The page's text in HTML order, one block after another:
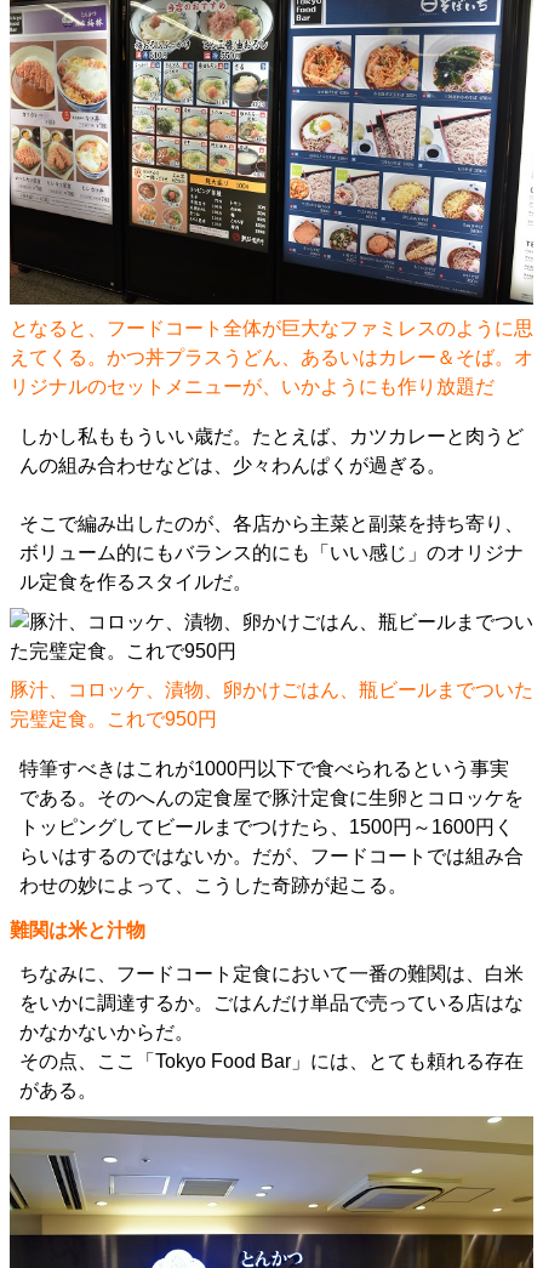
となると、フードコート全体が巨大なファミレスのように思
えてくる。かつ丼プラスうどん、あるいはカレー＆そば。オ
リジナルのセットメニューが、いかようにも作り放題だ
しかし私ももういい歳だ。たとえば、カツカレーと肉うど
んの組み合わせなどは、少々わんぱくが過ぎる。
そこで編み出したのが、各店から主菜と副菜を持ち寄り、
ボリューム的にもバランス的にも「いい感じ」のオリジナ
ル定食を作るスタイルだ。
豚汁、コロッケ、漬物、卵かけごはん、瓶ビールまでついた
完璧定食。これで950円
特筆すべきはこれが1000円以下で食べられるという事実
である。そのへんの定食屋で豚汁定食に生卵とコロッケを
トッピングしてビールまでつけたら、1500円～1600円く
らいはするのではないか。だが、フードコートでは組み合
わせの妙によって、こうした奇跡が起こる。
難関は米と汁物
ちなみに、フードコート定食において一番の難関は、白米
をいかに調達するか。ごはんだけ単品で売っている店はな
かなかないからだ。
その点、ここ「Tokyo Food Bar」には、とても頼れる存在
がある。